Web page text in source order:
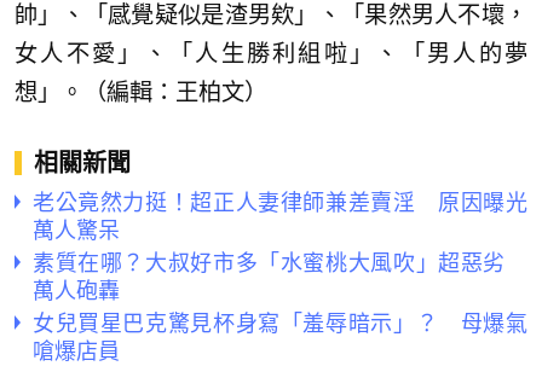
帥」、「感覺疑似是渣男欸」、「果然男人不壞，
女人不愛」、「人生勝利組啦」、「男人的夢
想」。（編輯：王柏文）
相關新聞
老公竟然力挺！超正人妻律師兼差賣淫 原因曝光
萬人驚呆
素質在哪？大叔好市多「水蜜桃大風吹」超惡劣
萬人砲轟
女兒買星巴克驚見杯身寫「羞辱暗示」？ 母爆氣
嗆爆店員